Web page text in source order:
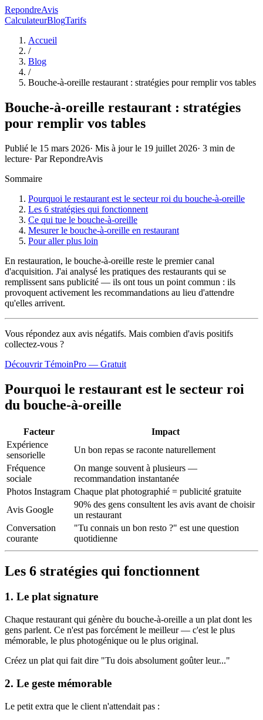
RepondreAvis
CalculateurBlogTarifs
Accueil
/
Blog
/
Bouche-à-oreille restaurant : stratégies pour remplir vos tables
Bouche-à-oreille restaurant : stratégies
pour remplir vos tables
Publié le 15 mars 2026· Mis à jour le 19 juillet 2026· 3 min de
lecture· ParRepondreAvis
Sommaire
Pourquoi le restaurant est le secteur roi du bouche-à-oreille
Les 6 stratégies qui fonctionnent
Ce qui tue le bouche-à-oreille
Mesurer le bouche-à-oreille en restaurant
Pour aller plus loin
En restauration, le bouche-à-oreille reste le premier canal
d'acquisition. J'ai analysé les pratiques des restaurants qui se
remplissent sans publicité — ils ont tous un point commun : ils
provoquent activement les recommandations au lieu d'attendre
qu'elles arrivent.
Vous répondez aux avis négatifs. Mais combien d'avis positifs
collectez-vous ?
Découvrir TémoinPro — Gratuit
Pourquoi le restaurant est le secteur roi
du bouche-à-oreille
Facteur
Impact
Expérience
sensorielle
Un bon repas se raconte naturellement
Fréquence
sociale
On mange souvent à plusieurs —
recommandation instantanée
Photos Instagram Chaque plat photographié = publicité gratuite
Avis Google
90% des gens consultent les avis avant de choisir
un restaurant
Conversation
courante
"Tu connais un bon resto ?" est une question
quotidienne
Les 6 stratégies qui fonctionnent
1. Le plat signature
Chaque restaurant qui génère du bouche-à-oreille a un plat dont les
gens parlent. Ce n'est pas forcément le meilleur — c'est le plus
mémorable, le plus photogénique ou le plus original.
Créez un plat qui fait dire "Tu dois absolument goûter leur..."
2. Le geste mémorable
Le petit extra que le client n'attendait pas :